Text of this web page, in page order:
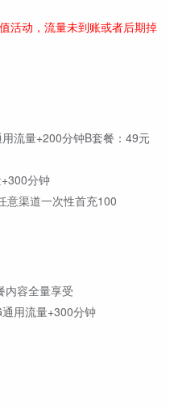
活动，流量未到账或者后期掉
流量+200分钟B套餐：49元
分钟
意渠道一次性首充100
内容全量享受
用流量+300分钟